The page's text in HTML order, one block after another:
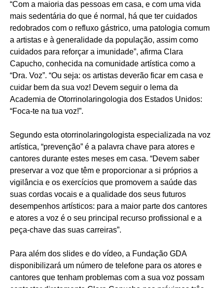
“Com a maioria das pessoas em casa, e com uma vida
mais sedentária do que é normal, há que ter cuidados
redobrados com o refluxo gástrico, uma patologia comum
a artistas e à generalidade da população, assim como
cuidados para reforçar a imunidade”, afirma Clara
Capucho, conhecida na comunidade artística como a
“Dra. Voz”. “Ou seja: os artistas deverão ficar em casa e
cuidar bem da sua voz! Devem seguir o lema da
Academia de Otorrinolaringologia dos Estados Unidos:
“Foca-te na tua voz!”.
Segundo esta otorrinolaringologista especializada na voz
artística, “prevenção” é a palavra chave para atores e
cantores durante estes meses em casa. “Devem saber
preservar a voz que têm e proporcionar a si próprios a
vigilância e os exercícios que promovem a saúde das
suas cordas vocais e a qualidade dos seus futuros
desempenhos artísticos: para a maior parte dos cantores
e atores a voz é o seu principal recurso profissional e a
peça-chave das suas carreiras”.
Para além dos slides e do vídeo, a Fundação GDA
disponibilizará um número de telefone para os atores e
cantores que tenham problemas com a sua voz possam